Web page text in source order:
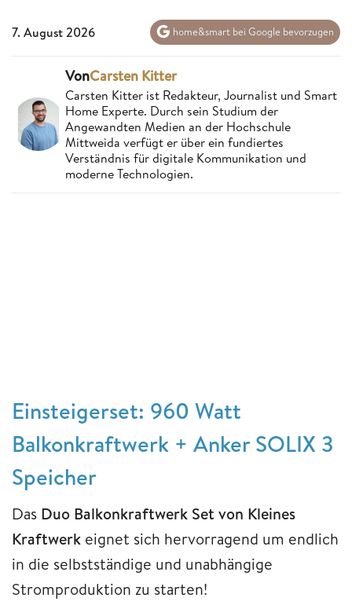
7. August 2026 home&smart bei Google bevorzugen
VonCarsten Kitter
Carsten Kitter ist Redakteur, Journalist und Smart
Home Experte. Durch sein Studium der
Angewandten Medien an der Hochschule
Mittweida verfügt er über ein fundiertes
Verständnis für digitale Kommunikation und
moderne Technologien.
Einsteigerset: 960 Watt
Balkonkraftwerk + Anker SOLIX 3
Speicher
Das Duo Balkonkraftwerk Set von Kleines
Kraftwerk eignet sich hervorragend um endlich
in die selbstständige und unabhängige
Stromproduktion zu starten!